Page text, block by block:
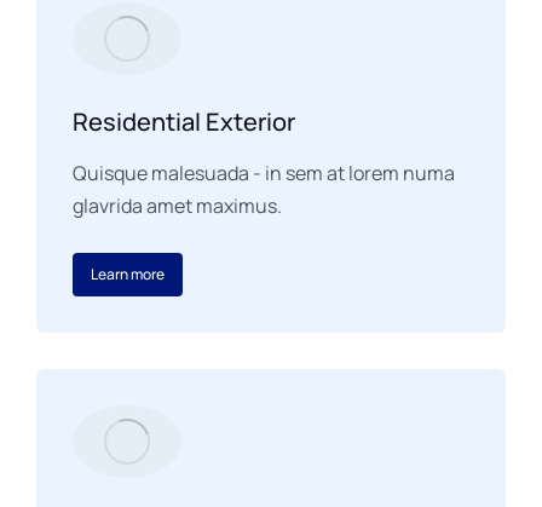
Residential Exterior
Quisque malesuada - in sem at lorem numa
glavrida amet maximus.
Learn more